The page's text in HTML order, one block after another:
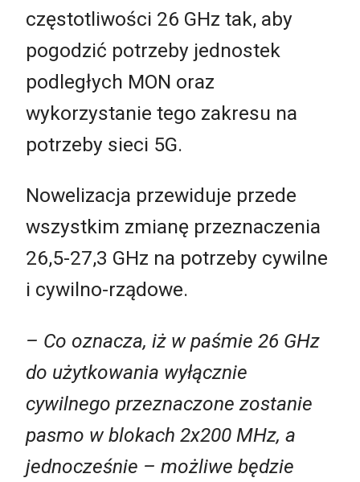
częstotliwości 26 GHz tak, aby
pogodzić potrzeby jednostek
podległych MON oraz
wykorzystanie tego zakresu na
potrzeby sieci 5G.
Nowelizacja przewiduje przede
wszystkim zmianę przeznaczenia
26,5-27,3 GHz na potrzeby cywilne
i cywilno-rządowe.
– Co oznacza, iż w paśmie 26 GHz
do użytkowania wyłącznie
cywilnego przeznaczone zostanie
pasmo w blokach 2x200 MHz, a
jednocześnie – możliwe będzie